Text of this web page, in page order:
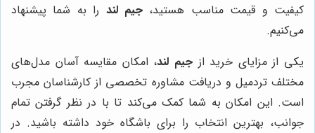
کیفیت و قیمت مناسب هستید، جیم لند را به شما پیشنهاد
می‌کنیم.
یکی از مزایای خرید از جیم لند، امکان مقایسه آسان مدل‌های
مختلف تردمیل و دریافت مشاوره تخصصی از کارشناسان مجرب
است. این امکان به شما کمک می‌کند تا با در نظر گرفتن تمام
جوانب، بهترین انتخاب را برای باشگاه خود داشته باشید. در